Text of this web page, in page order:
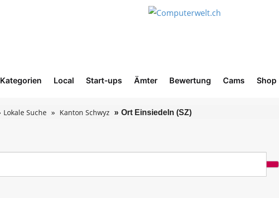
Kategorien Local Start-ups Ämter Bewertung Cams Shop
Lokale Suche Kanton Schwyz Ort Einsiedeln (SZ)